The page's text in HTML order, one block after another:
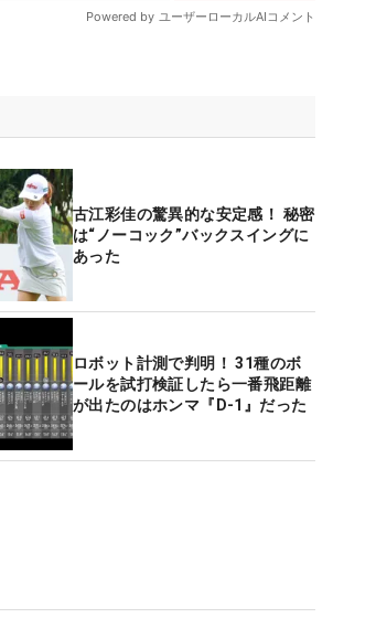
古江彩佳の驚異的な安定感！ 秘密
は“ノーコック”バックスイングに
あった
ロボット計測で判明！ 31種のボ
ールを試打検証したら一番飛距離
が出たのはホンマ『D-1』だった